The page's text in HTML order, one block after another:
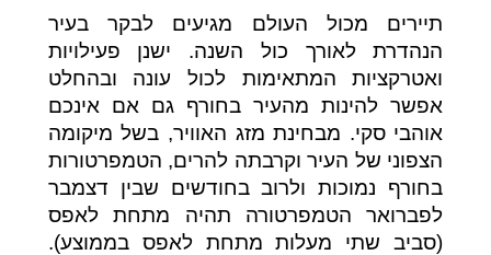
תיירים מכול העולם מגיעים לבקר בעיר
הנהדרת לאורך כול השנה. ישנן פעילויות
ואטרקציות המתאימות לכול עונה ובהחלט
אפשר להינות מהעיר בחורף גם אם אינכם
אוהבי סקי. מבחינת מזג האוויר, בשל מיקומה
הצפוני של העיר וקרבתה להרים, הטמפרטורות
בחורף נמוכות ולרוב בחודשים שבין דצמבר
לפברואר הטמפרטורה תהיה מתחת לאפס
(סביב שתי מעלות מתחת לאפס בממוצע).